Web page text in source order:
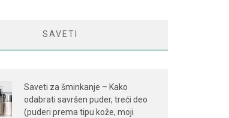
SAVETI
Saveti za šminkanje – Kako
odabrati savršen puder, treći deo
(puderi prema tipu kože, moji